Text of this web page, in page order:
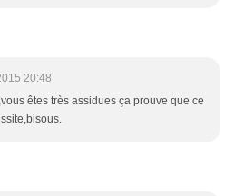
20:48
êtes très assidues ça prouve que ce